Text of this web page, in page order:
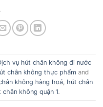
vụ hút chân không đi nước
chân không thực phẩmand
không hàng hoá
hút chân
chân không quận 1.